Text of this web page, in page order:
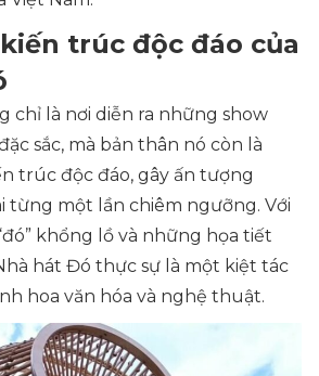
trúc độc đáo của
chỉ là nơi diễn ra những show
sắc, mà bản thân nó còn là
trúc độc đáo, gây ấn tượng
từng một lần chiêm ngưỡng. Với
khổng lồ và những họa tiết
hát Đó thực sự là một kiệt tác
hoa văn hóa và nghệ thuật.